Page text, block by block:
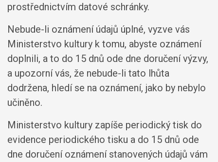
prostřednictvím datové schránky.
Nebude-li oznámení údajů úplné, vyzve vás
Ministerstvo kultury k tomu, abyste oznámení
doplnili, a to do 15 dnů ode dne doručení výzvy,
a upozorní vás, že nebude-li tato lhůta
dodržena, hledí se na oznámení, jako by nebylo
učiněno.
Ministerstvo kultury zapíše periodický tisk do
evidence periodického tisku a do 15 dnů ode
dne doručení oznámení stanovených údajů vám